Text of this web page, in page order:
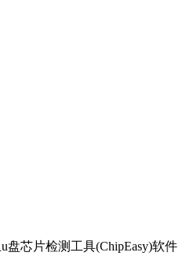
芯片检测工具(ChipEasy)软件